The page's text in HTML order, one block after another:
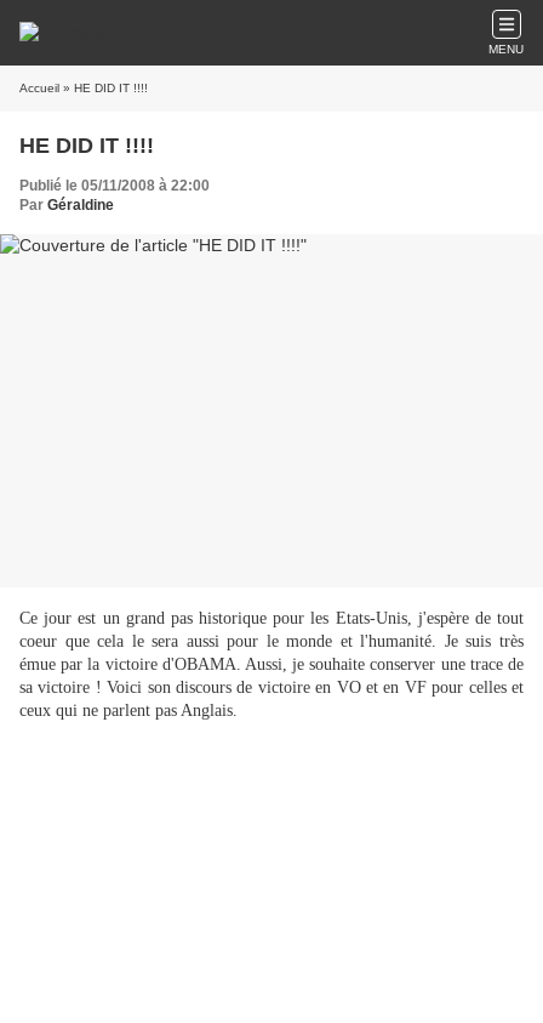
MENU
Accueil » HE DID IT !!!!
HE DID IT !!!!
Publié le 05/11/2008 à 22:00
Par Géraldine
Ce jour est un grand pas historique pour les Etats-Unis, j'espère de tout
coeur que cela le sera aussi pour le monde et l'humanité. Je suis très
émue par la victoire d'OBAMA. Aussi, je souhaite conserver une trace de
sa victoire ! Voici son discours de victoire en VO et en VF pour celles et
ceux qui ne parlent pas Anglais.